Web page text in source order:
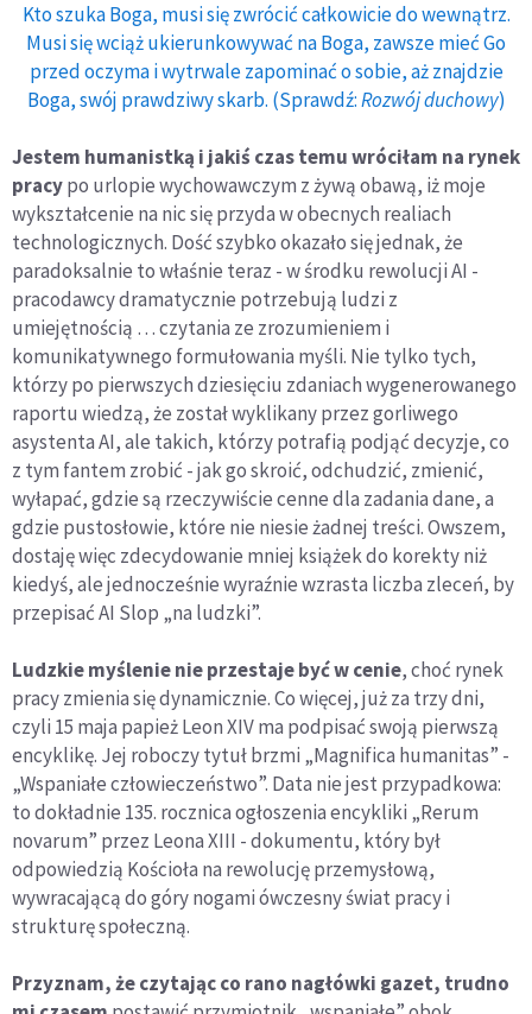
Kto szuka Boga, musi się zwrócić całkowicie do wewnątrz.
Musi się wciąż ukierunkowywać na Boga, zawsze mieć Go
przed oczyma i wytrwale zapominać o sobie, aż znajdzie
Boga, swój prawdziwy skarb. (Sprawdź:Rozwój duchowy)
Jestem humanistką i jakiś czas temu wróciłam na rynek
pracypo urlopie wychowawczym z żywą obawą, iż moje
wykształcenie na nic się przyda w obecnych realiach
technologicznych. Dość szybko okazało się jednak, że
paradoksalnie to właśnie teraz - w środku rewolucji AI -
pracodawcy dramatycznie potrzebują ludzi z
umiejętnością … czytania ze zrozumieniem i
komunikatywnego formułowania myśli. Nie tylko tych,
którzy po pierwszych dziesięciu zdaniach wygenerowanego
raportu wiedzą, że został wyklikany przez gorliwego
asystenta AI, ale takich, którzy potrafią podjąć decyzje, co
z tym fantem zrobić - jak go skroić, odchudzić, zmienić,
wyłapać, gdzie są rzeczywiście cenne dla zadania dane, a
gdzie pustosłowie, które nie niesie żadnej treści. Owszem,
dostaję więc zdecydowanie mniej książek do korekty niż
kiedyś, ale jednocześnie wyraźnie wzrasta liczba zleceń, by
przepisać AI Slop „na ludzki”.
Ludzkie myślenie nie przestaje być w cenie, choć rynek
pracy zmienia się dynamicznie. Co więcej, już za trzy dni,
czyli 15 maja papież Leon XIV ma podpisać swoją pierwszą
encyklikę. Jej roboczy tytuł brzmi „Magnifica humanitas” -
„Wspaniałe człowieczeństwo”. Data nie jest przypadkowa:
to dokładnie 135. rocznica ogłoszenia encykliki „Rerum
novarum” przez Leona XIII - dokumentu, który był
odpowiedzią Kościoła na rewolucję przemysłową,
wywracającą do góry nogami ówczesny świat pracy i
strukturę społeczną.
Przyznam, że czytając co rano nagłówki gazet, trudno